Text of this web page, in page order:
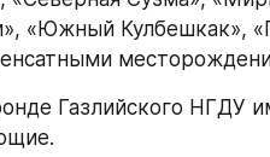
«Южный Кулбешкак»,
Газлийского НГДУ